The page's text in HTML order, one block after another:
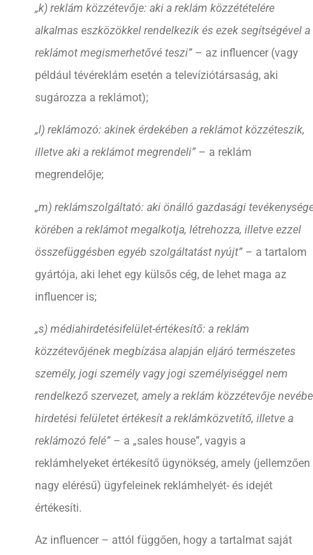
„k) reklám közzétevője: aki a reklám közzétételére
alkalmas eszközökkel rendelkezik és ezek segítségével a
reklámot megismerhetővé teszi” – az influencer (vagy
például tévéreklám esetén a televíziótársaság, aki
sugározza a reklámot);
„l) reklámozó: akinek érdekében a reklámot közzéteszik,
illetve aki a reklámot megrendeli” – a reklám
megrendelője;
„m) reklámszolgáltató: aki önálló gazdasági
körében a reklámot megalkotja, létrehozza, illetve ezzel
összefüggésben egyéb szolgáltatást nyújt”­ – a tartalom
gyártója, aki lehet egy külsős cég, de lehet maga az
influencer is;
„s) médiahirdetésifelület-értékesítő: a reklám
közzétevőjének megbízása alapján eljáró természetes
személy, jogi személy vagy jogi személyiséggel nem
rendelkező szervezet, amely a reklám közzétevője
hirdetési felületet értékesít a reklámközvetítő, illetve a
reklámozó felé” – a „sales house”, vagyis a
reklámhelyeket értékesítő ügynökség, amely (jellemzően
nagy elérésű) ügyfeleinek reklámhelyét- és idejét
értékesíti.
Az influencer – attól függően, hogy a tartalmat saját